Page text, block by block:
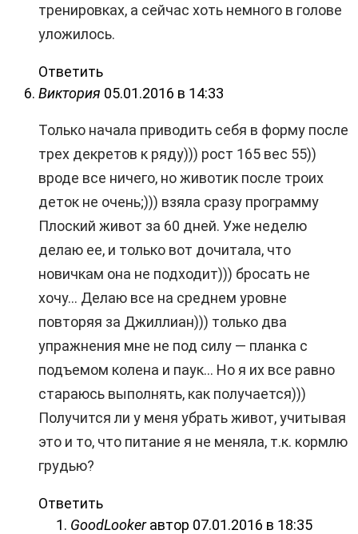
тренировках, а сейчас хоть немного в голове
уложилось.
Ответить
Виктория 05.01.2016 в 14:33
Только начала приводить себя в форму после
трех декретов к ряду))) рост 165 вес 55))
вроде все ничего, но животик после троих
деток не очень;))) взяла сразу программу
Плоский живот за 60 дней. Уже неделю
делаю ее, и только вот дочитала, что
новичкам она не подходит))) бросать не
хочу… Делаю все на среднем уровне
повторяя за Джиллиан))) только два
упражнения мне не под силу — планка с
подъемом колена и паук… Но я их все равно
стараюсь выполнять, как получается)))
Получится ли у меня убрать живот, учитывая
это и то, что питание я не меняла, т.к. кормлю
грудью?
Ответить
GoodLooker автор 07.01.2016 в 18:35